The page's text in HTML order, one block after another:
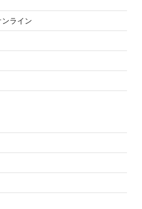
ライン